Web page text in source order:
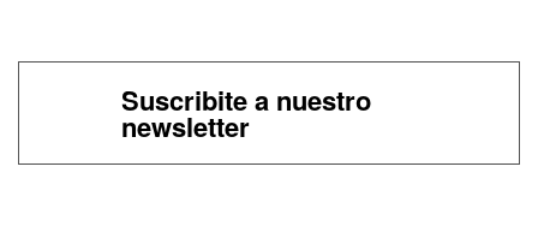
Suscribite a nuestro
newsletter